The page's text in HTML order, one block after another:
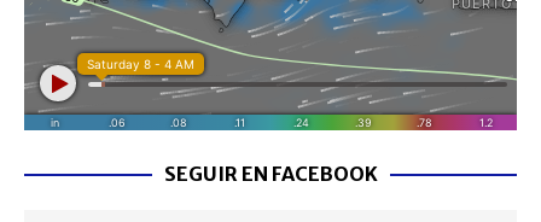
SEGUIR EN FACEBOOK